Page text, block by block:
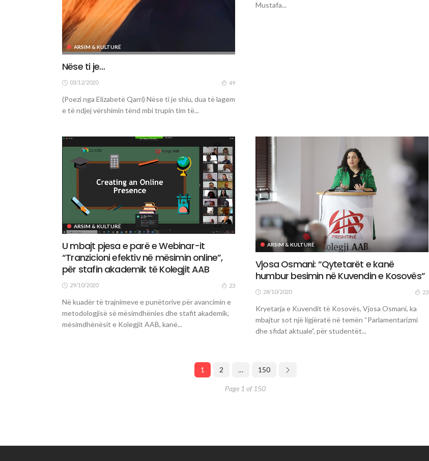
ARSIM & KULTURË
Nëse ti je…
03/12/2020 49
(Poezi nga Elizabetë Qarri) Nëse ti je shiu, dua të lagem
e të ndjej vërshimin tënd mbi trupin tim të...
Mustafa...
ARSIM & KULTURË
U mbajt pjesa e parë e Webinar-it
“Tranzicioni efektiv në mësimin online”,
për stafin akademik të Kolegjit AAB
29/10/2020 23
Në kuadër të trajnimeve e punëtorive për avancimin e
metodologjisë së mësimdhënies dhe stafit akademik,
mësimdhënësit e Kolegjit AAB, kanë...
ARSIM & KULTURË
Vjosa Osmani: “Qytetarët e kanë
humbur besimin në Kuvendin e Kosovës”
28/10/2020 23
Kryetarja e Kuvendit të Kosovës, Vjosa Osmani, ka
mbajtur sot një ligjëratë në temën “Parlamentarizmi
dhe sfidat aktuale”, për studentët...
1 2 … 150
Page 1 of 150